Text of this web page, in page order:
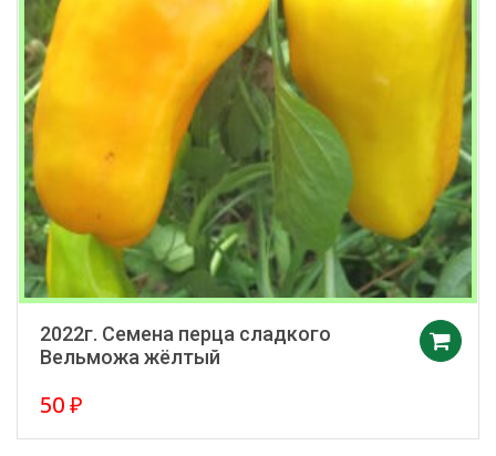
2022г. Семена перца сладкого
Вельможа жёлтый
50₽